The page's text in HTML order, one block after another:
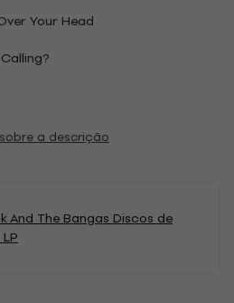
Your Head
a descrição
And The Bangas Discos de